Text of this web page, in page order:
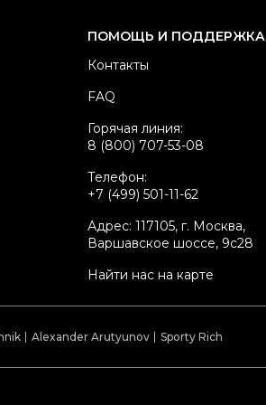
Продавец
Oskelly ID
ПОМОЩЬ И ПОДДЕРЖКА
Контакты
FAQ
Горячая линия:
8 (800) 707-53-08
Телефон:
+7 (499) 501-11-62
Адрес: 117105, г. Москва,
Варшавское шоссе, 9с28
Найти нас на карте
Alexander Arutyunov Sporty Rich